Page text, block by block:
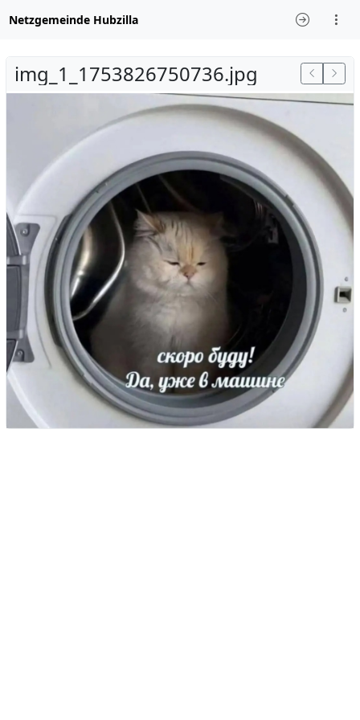
Netzgemeinde Hubzilla
img_1_1753826750736.jpg